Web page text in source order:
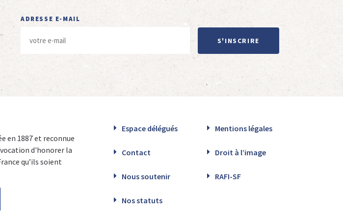
ADRESSE E-MAIL
S'INSCRIRE
en 1887 et reconnue
d'honorer la
qu’ils soient
Espace délégués Mentions légales
Contact Droit à l’image
Nous soutenir RAFI-SF
Nos statuts